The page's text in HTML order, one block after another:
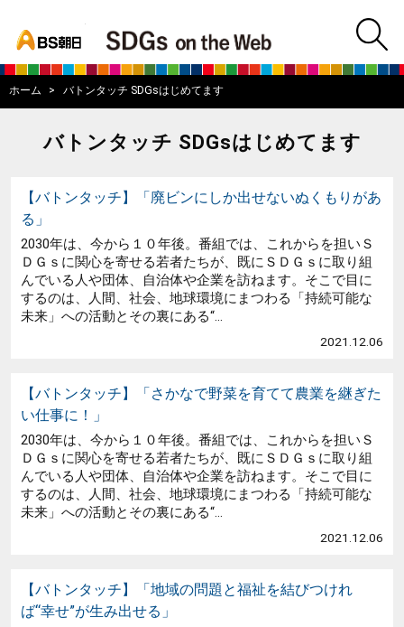
BS朝日SDGs
ホーム バトンタッチ SDGsはじめてます
バトンタッチ SDGsはじめてます
【バトンタッチ】「廃ビンにしか出せないぬくもりがあ
る」
2030年は、今から１０年後。番組では、これからを担いＳ
ＤＧｓに関心を寄せる若者たちが、既にＳＤＧｓに取り組
んでいる人や団体、自治体や企業を訪ねます。そこで目に
するのは、人間、社会、地球環境にまつわる「持続可能な
未来」への活動とその裏にある“...
2021.12.06
【バトンタッチ】「さかなで野菜を育てて農業を継ぎた
い仕事に！」
2030年は、今から１０年後。番組では、これからを担いＳ
ＤＧｓに関心を寄せる若者たちが、既にＳＤＧｓに取り組
んでいる人や団体、自治体や企業を訪ねます。そこで目に
するのは、人間、社会、地球環境にまつわる「持続可能な
未来」への活動とその裏にある“...
2021.12.06
【バトンタッチ】「地域の問題と福祉を結びつけれ
ば“幸せ”が生み出せる」